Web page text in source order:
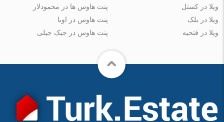
ویلا در کستل
ویلا در بلک
ویلا در فتحیه
پنت هاوس ها در محمودلار
پنت هاوس در اوبا
پنت هاوس در جیک جیلی